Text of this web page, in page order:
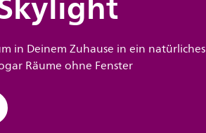
in Deinem Zuhause in ein natürliches
Räume ohne Fenster